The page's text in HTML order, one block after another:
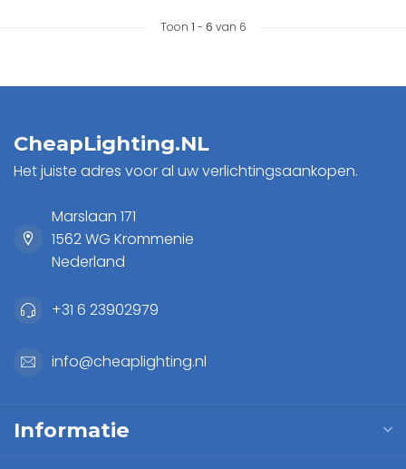
Toon 1 - 6 van 6
CheapLighting.NL
Het juiste adres voor al uw verlichtingsaankopen.
Marslaan 171
1562 WG Krommenie
Nederland
+31 6 23902979
info@cheaplighting.nl
Informatie